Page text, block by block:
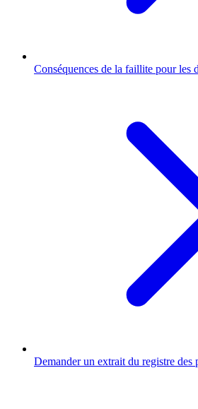
Conséquences de la faillite pour les
Demander un extrait du registre des